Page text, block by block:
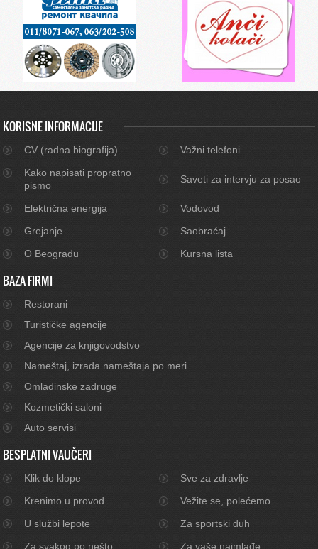
KORISNE INFORMACIJE
CV (radna biografija)
Važni telefoni
Kako napisati propratno
pismo
Saveti za intervju za posao
Električna energija
Vodovod
Grejanje
Saobraćaj
O Beogradu
Kursna lista
BAZA FIRMI
Restorani
Turističke agencije
Agencije za knjigovodstvo
Nameštaj, izrada nameštaja po meri
Omladinske zadruge
Kozmetički saloni
Auto servisi
BESPLATNI VAUČERI
Klik do klope
Sve za zdravlje
Krenimo u provod
Vežite se, polećemo
U službi lepote
Za sportski duh
Za svakog po nešto
Za vaše najmlađe